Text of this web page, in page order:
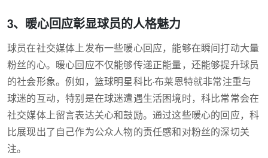
3、暖心回应彰显球员的人格魅力
球员在社交媒体上发布一些暖心回应，能够在瞬间打动大量
粉丝的心。暖心回应不仅能够传递正能量，还能够提升球员
的社会形象。例如，篮球明星科比·布莱恩特就非常注重与
球迷的互动，特别是在球迷遭遇生活困境时，科比常常会在
社交媒体上留言表达关心和鼓励。通过这些暖心的回应，科
比展现出了自己作为公众人物的责任感和对粉丝的深切关
注。